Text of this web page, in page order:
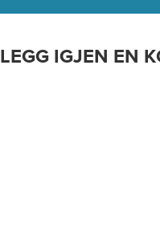
LEGG IGJEN EN